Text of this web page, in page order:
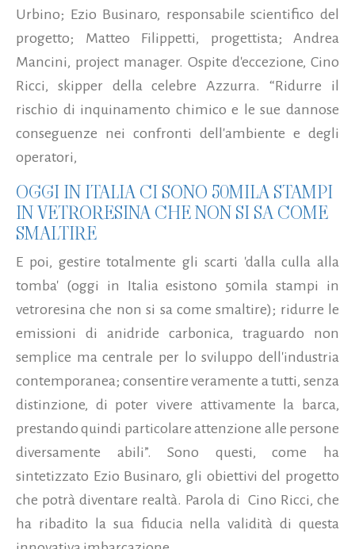
Urbino; Ezio Businaro, responsabile scientifico del
progetto; Matteo Filippetti, progettista; Andrea
Mancini, project manager. Ospite d'eccezione, Cino
Ricci, skipper della celebre Azzurra.“Ridurre il
rischio di inquinamento chimico e le sue dannose
conseguenze nei confronti dell'ambiente e degli
operatori,
OGGI IN ITALIA CI SONO 50MILA STAMPI
IN VETRORESINA CHE NON SI SA COME
SMALTIRE
E poi, gestire totalmente gli scarti 'dalla culla alla
tomba' (oggi in Italia esistono 50mila stampi in
vetroresina che non si sa come smaltire); ridurre le
emissioni di anidride carbonica, traguardo non
semplice ma centrale per lo sviluppo dell'industria
contemporanea; consentire veramente a tutti, senza
distinzione, di poter vivere attivamente la barca,
prestando quindi particolare attenzione alle persone
diversamente abili”. Sono questi, come ha
sintetizzato Ezio Businaro, gli obiettivi del progetto
che potrà diventare realtà. Parola di Cino Ricci, che
ha ribadito la sua fiducia nella validità di questa